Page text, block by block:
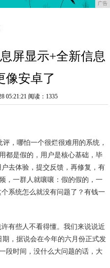
广告
屏显示+全新信息
像安卓了
05:21:21 阅读：1335
评，哪怕一个很烂很难用的系统，
都是假的，用户是核心基础，毕
去体验，提交反馈，再修复，有
，一群人就嚷嚷：假的假的，一
系统怎么就没有问题了？有钱一
有些人不看得懂。我们来说说近
期，据说会在今年的六月份正式发
段时间，没什么大问题的话，大